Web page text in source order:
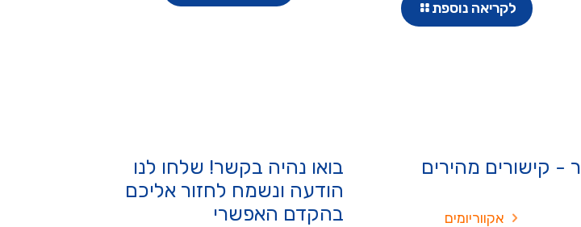
לקריאה נוספת
קישורים מהירים
אקווריומים
בואו נהיה בקשר! שלחו לנו
הודעה ונשמח לחזור אליכם
בהקדם האפשרי